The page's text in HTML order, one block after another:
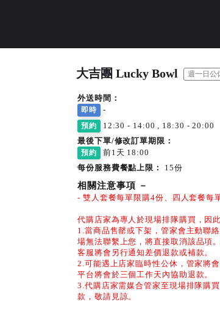
大吉團 Lucky Bowl 週一日公
外送時間：
即時 -
預約
12:30 - 14:00 , 18:30 - 20:00
最後下單/修改訂單期限：
預約
前1天 18:00
每份服務費餐點上限： 15份
相關注意事項 －
- 雙人套餐每單限購4份、四人套餐每
代購店家為專人於現場排隊購買，因
1.當商品售罄或下架，管家會主動聯
場無法聯繫上您，將直接取消該品項
客服將會另行通知差價退款或補款。
2.可能遇上店家臨時性公休，管家將
平台將會於三個工作天內協助退款。
3.代購店家需媒合管家至現場排隊購
款，敬請見諒。